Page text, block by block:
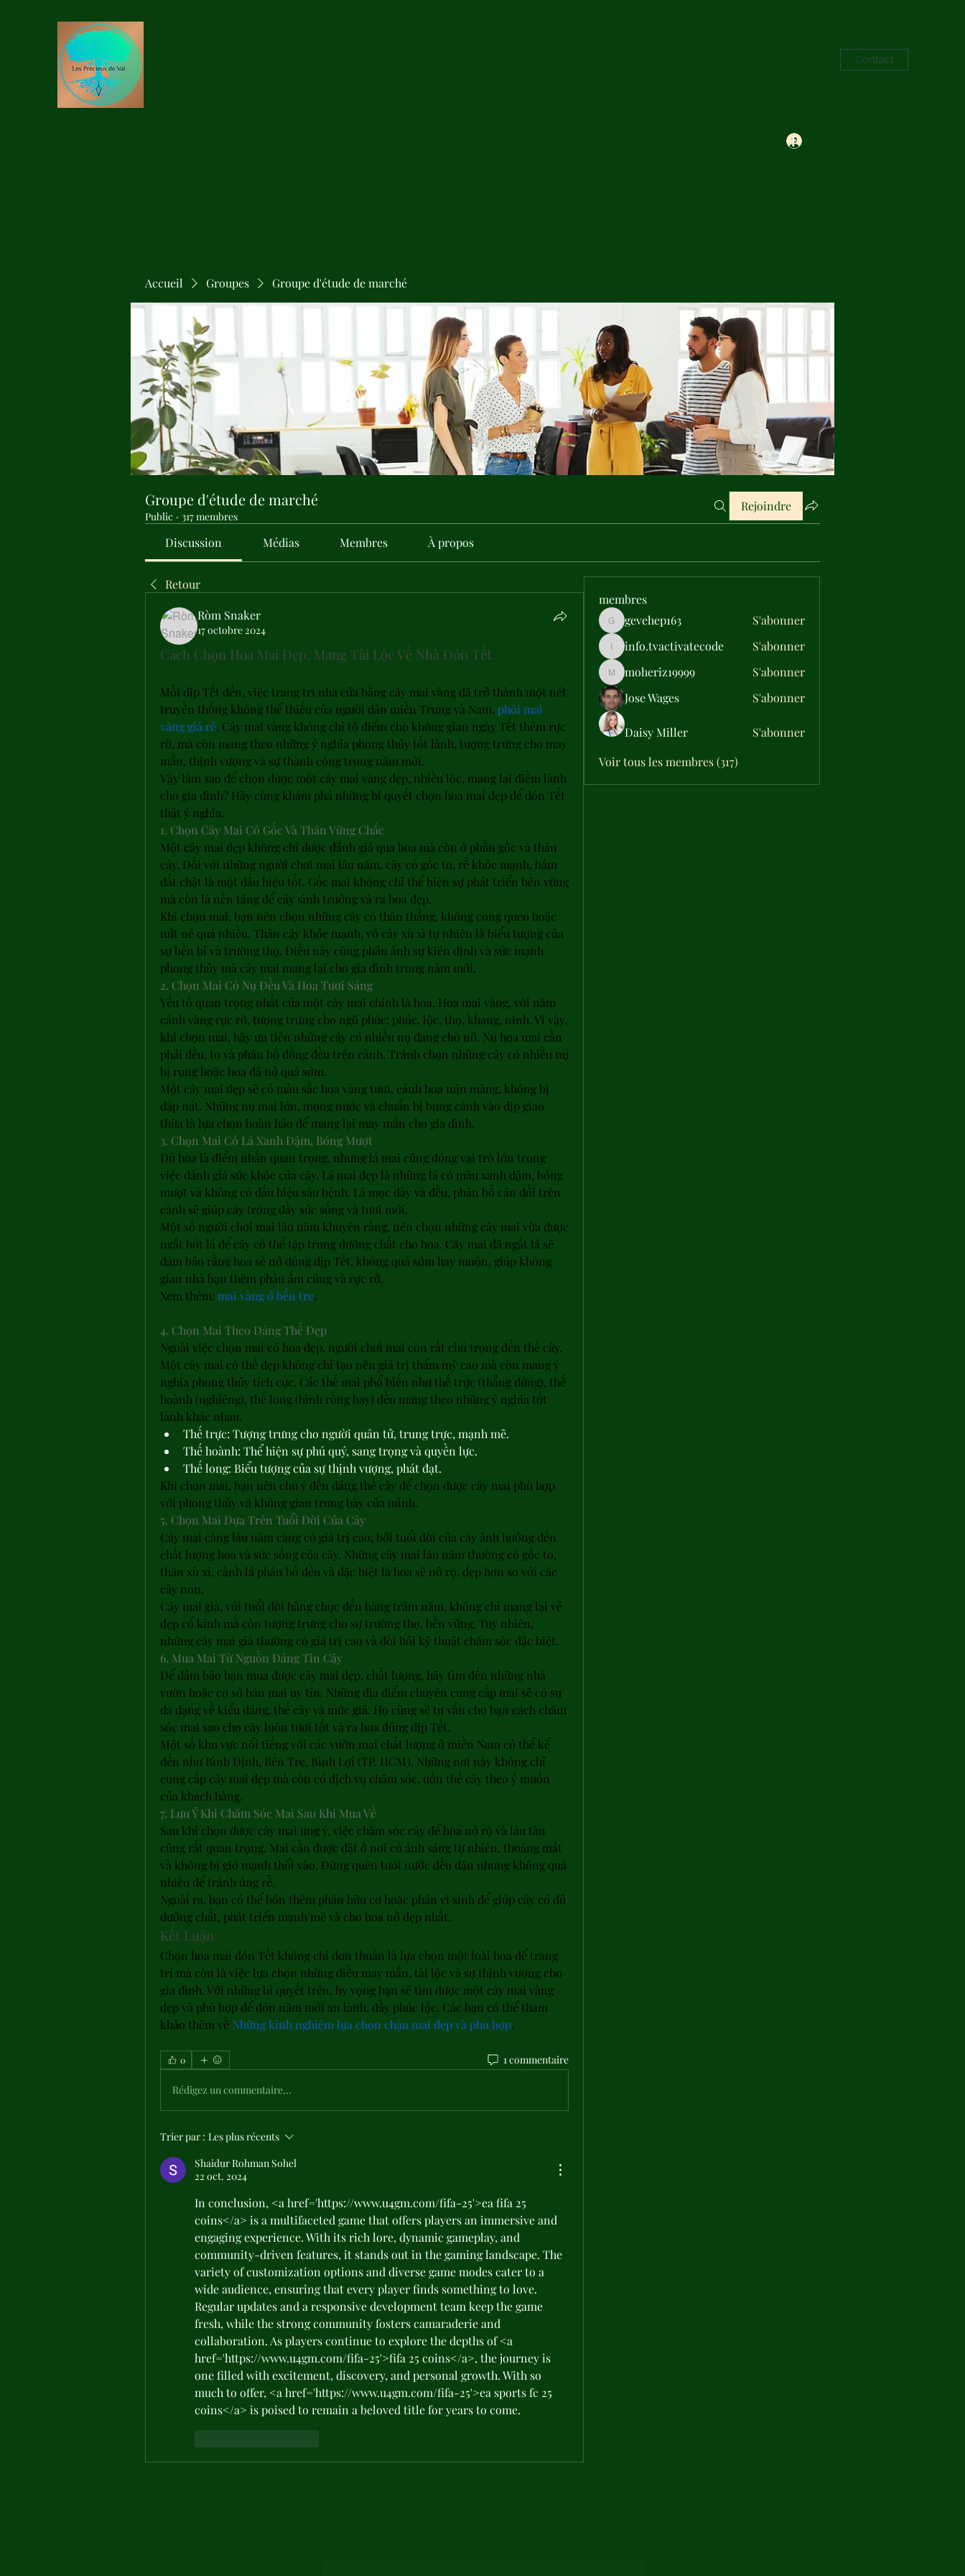
Contact
Accueil Groupes Groupe d'étude de marché
Groupe d'étude de marché
Public · 317 membres
Rejoindre
Discussion Médias Membres À propos
Retour
Ròm Snaker
17 octobre 2024
Cách Chọn Hoa Mai Đẹp, Mang Tài Lộc Về Nhà Đón Tết
Mỗi dịp Tết đến, việc trang trí nhà cửa bằng cây mai vàng đã trở thành một nét
truyền thống không thể thiếu của người dân miền Trung và Nam. phôi mai
vàng giá rẻ. Cây mai vàng không chỉ tô điểm cho không gian ngày Tết thêm rực
rỡ, mà còn mang theo những ý nghĩa phong thủy tốt lành, tượng trưng cho may
mắn, thịnh vượng và sự thành công trong năm mới.
Vậy làm sao để chọn được một cây mai vàng đẹp, nhiều lộc, mang lại điềm lành
cho gia đình? Hãy cùng khám phá những bí quyết chọn hoa mai đẹp để đón Tết
thật ý nghĩa.
1. Chọn Cây Mai Có Gốc Và Thân Vững Chắc
Một cây mai đẹp không chỉ được đánh giá qua hoa mà còn ở phần gốc và thân
cây. Đối với những người chơi mai lâu năm, cây có gốc to, rễ khỏe mạnh, bám
đất chặt là một dấu hiệu tốt. Gốc mai không chỉ thể hiện sự phát triển bền vững
mà còn là nền tảng để cây sinh trưởng và ra hoa đẹp.
Khi chọn mai, bạn nên chọn những cây có thân thẳng, không cong queo hoặc
nứt nẻ quá nhiều. Thân cây khỏe mạnh, vỏ cây xù xì tự nhiên là biểu tượng của
sự bền bỉ và trường thọ. Điều này cũng phản ánh sự kiên định và sức mạnh
phong thủy mà cây mai mang lại cho gia đình trong năm mới.
2. Chọn Mai Có Nụ Đều Và Hoa Tươi Sáng
Yếu tố quan trọng nhất của một cây mai chính là hoa. Hoa mai vàng, với năm
cánh vàng rực rỡ, tượng trưng cho ngũ phúc: phúc, lộc, thọ, khang, ninh. Vì vậy,
khi chọn mai, hãy ưu tiên những cây có nhiều nụ đang chờ nở. Nụ hoa mai cần
phải đều, to và phân bố đồng đều trên cành. Tránh chọn những cây có nhiều nụ
bị rụng hoặc hoa đã nở quá sớm.
Một cây mai đẹp sẽ có màu sắc hoa vàng tươi, cánh hoa mịn màng, không bị
dập nát. Những nụ mai lớn, mọng nước và chuẩn bị bung cánh vào dịp giao
thừa là lựa chọn hoàn hảo để mang lại may mắn cho gia đình.
3. Chọn Mai Có Lá Xanh Đậm, Bóng Mượt
Dù hoa là điểm nhấn quan trọng, nhưng lá mai cũng đóng vai trò lớn trong
việc đánh giá sức khỏe của cây. Lá mai đẹp là những lá có màu xanh đậm, bóng
mượt và không có dấu hiệu sâu bệnh. Lá mọc dày và đều, phân bố cân đối trên
cành sẽ giúp cây trông đầy sức sống và tươi mới.
Một số người chơi mai lâu năm khuyên rằng, nên chọn những cây mai vừa được
ngắt bớt lá để cây có thể tập trung dưỡng chất cho hoa. Cây mai đã ngắt lá sẽ
đảm bảo rằng hoa sẽ nở đúng dịp Tết, không quá sớm hay muộn, giúp không
gian nhà bạn thêm phần ấm cúng và rực rỡ.
Xem thêm: mai vàng ở bến tre.
4. Chọn Mai Theo Dáng Thế Đẹp
Ngoài việc chọn mai có hoa đẹp, người chơi mai còn rất chú trọng đến thế cây.
Một cây mai có thế đẹp không chỉ tạo nên giá trị thẩm mỹ cao mà còn mang ý
nghĩa phong thủy tích cực. Các thế mai phổ biến như thế trực (thẳng đứng), thế
hoành (nghiêng), thế long (hình rồng bay) đều mang theo những ý nghĩa tốt
lành khác nhau.
Thế trực: Tượng trưng cho người quân tử, trung trực, mạnh mẽ.
Thế hoành: Thể hiện sự phú quý, sang trọng và quyền lực.
Thế long: Biểu tượng của sự thịnh vượng, phát đạt.
Khi chọn mai, bạn nên chú ý đến dáng thế cây để chọn được cây mai phù hợp
với phong thủy và không gian trưng bày của mình.
5. Chọn Mai Dựa Trên Tuổi Đời Của Cây
Cây mai càng lâu năm càng có giá trị cao, bởi tuổi đời của cây ảnh hưởng đến
chất lượng hoa và sức sống của cây. Những cây mai lâu năm thường có gốc to,
thân xù xì, cành lá phân bố đều và đặc biệt là hoa sẽ nở rộ, đẹp hơn so với các
cây non.
Cây mai già, với tuổi đời hàng chục đến hàng trăm năm, không chỉ mang lại vẻ
đẹp cổ kính mà còn tượng trưng cho sự trường thọ, bền vững. Tuy nhiên,
những cây mai già thường có giá trị cao và đòi hỏi kỹ thuật chăm sóc đặc biệt.
6. Mua Mai Từ Nguồn Đáng Tin Cậy
Để đảm bảo bạn mua được cây mai đẹp, chất lượng, hãy tìm đến những nhà
vườn hoặc cơ sở bán mai uy tín. Những địa điểm chuyên cung cấp mai sẽ có sự
đa dạng về kiểu dáng, thế cây và mức giá. Họ cũng sẽ tư vấn cho bạn cách chăm
sóc mai sao cho cây luôn tươi tốt và ra hoa đúng dịp Tết.
Một số khu vực nổi tiếng với các vườn mai chất lượng ở miền Nam có thể kể
đến như Bình Định, Bến Tre, Bình Lợi (TP. HCM). Những nơi này không chỉ
cung cấp cây mai đẹp mà còn có dịch vụ chăm sóc, uốn thế cây theo ý muốn
của khách hàng.
7. Lưu Ý Khi Chăm Sóc Mai Sau Khi Mua Về
Sau khi chọn được cây mai ưng ý, việc chăm sóc cây để hoa nở rộ và lâu tàn
cũng rất quan trọng. Mai cần được đặt ở nơi có ánh sáng tự nhiên, thoáng mát
và không bị gió mạnh thổi vào. Đừng quên tưới nước đều đặn nhưng không quá
nhiều để tránh úng rễ.
Ngoài ra, bạn có thể bón thêm phân hữu cơ hoặc phân vi sinh để giúp cây có đủ
dưỡng chất, phát triển mạnh mẽ và cho hoa nở đẹp nhất.
Kết Luận
Chọn hoa mai đón Tết không chỉ đơn thuần là lựa chọn một loài hoa để trang
trí mà còn là việc lựa chọn những điều may mắn, tài lộc và sự thịnh vượng cho
gia đình. Với những bí quyết trên, hy vọng bạn sẽ tìm được một cây mai vàng
đẹp và phù hợp để đón năm mới an lành, đầy phúc lộc. Các bạn có thể tham
khảo thêm về Những kinh nghiệm lựa chọn chậu mai đẹp và phù hợp.
0 1 commentaire
Rédigez un commentaire...
Trier par : Les plus récents
Shaidur Rohman Sohel
22 oct. 2024
In conclusion, <a href='https://www.u4gm.com/fifa-25'>ea fifa 25
coins</a> is a multifaceted game that offers players an immersive and
engaging experience. With its rich lore, dynamic gameplay, and
community-driven features, it stands out in the gaming landscape. The
variety of customization options and diverse game modes cater to a
wide audience, ensuring that every player finds something to love.
Regular updates and a responsive development team keep the game
fresh, while the strong community fosters camaraderie and
collaboration. As players continue to explore the depths of <a
href='https://www.u4gm.com/fifa-25'>fifa 25 coins</a>, the journey is
one filled with excitement, discovery, and personal growth. With so
much to offer, <a href='https://www.u4gm.com/fifa-25'>ea sports fc 25
coins</a> is poised to remain a beloved title for years to come.
membres
gevehep163
gevehep163 S'abonner
info.tvactivatecode
info.tvactivatecode S'abonner
moheriz19999
moheriz19999
S'abonner
Jose Wages
S'abonner
Daisy Miller
S'abonner
Voir tous les membres (317)